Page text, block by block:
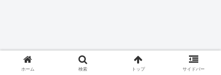
ホーム 検索 トップ サイドバー